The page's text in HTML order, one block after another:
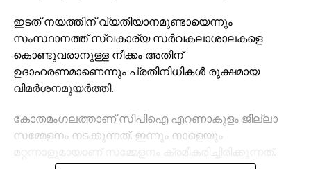
ഇടത് നയത്തിന് വ്യതിയാനമുണ്ടായെന്നും
സംസ്ഥാനത്ത് സ്വകാര്യ സര്‍വകലാശാലകളെ
കൊണ്ടുവരാനുള്ള നീക്കം അതിന്
ഉദാഹരണമാണെന്നും പ്രതിനിധികള്‍ രൂക്ഷമായ
വിമര്‍ശനമുയര്‍ത്തി.
കോതമംഗലത്താണ് സിപിഐ എറണാകുളം ജില്ലാ
സമ്മേളനം നടക്കുന്നത്. ഇന്നും നാളെയും